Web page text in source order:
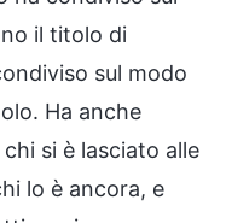
il titolo di
sul modo
Ha anche
si è lasciato alle
lo è ancora, e